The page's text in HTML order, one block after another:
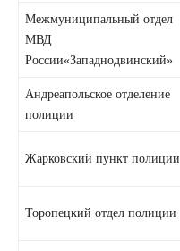
Межмуниципальный отдел
МВД
России«Западнодвинский»
Андреапольское отделение
полиции
Жарковский пункт полиции
Торопецкий отдел полиции